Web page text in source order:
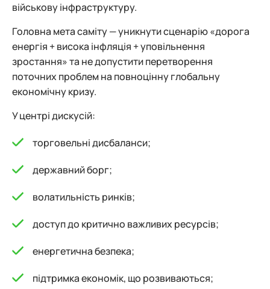
військову інфраструктуру.
Головна мета саміту — уникнути сценарію «дорога
енергія + висока інфляція + уповільнення
зростання» та не допустити перетворення
поточних проблем на повноцінну глобальну
економічну кризу.
У центрі дискусій:
торговельні дисбаланси;
державний борг;
волатильність ринків;
доступ до критично важливих ресурсів;
енергетична безпека;
підтримка економік, що розвиваються;